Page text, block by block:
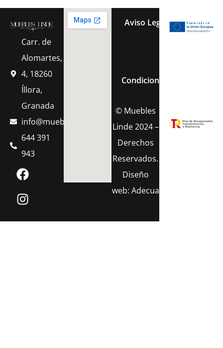
Carr. de
Alomartes,
4, 18260
Íllora,
Granada
info@muebleslinde.com
644 391
943
Aviso Legal Política
Condiciones Generales
© Muebles
Linde 2024 –
Derechos
Reservados.
Diseño
web: Adecua